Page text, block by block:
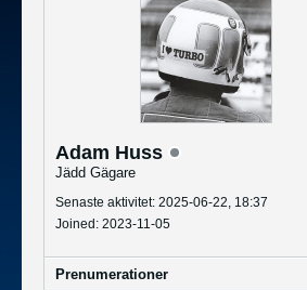
Adam Huss
Jädd Gägare
Senaste aktivitet: 2025-06-22, 18:37
Joined: 2023-11-05
Prenumerationer